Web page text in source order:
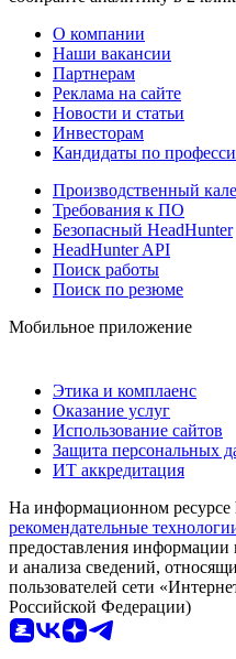
О компании
Наши вакансии
Партнерам
Реклама на сайте
Новости и статьи
Инвесторам
Кандидаты по
Производственный
Требования к ПО
Безопасный HeadHunter
HeadHunter API
Поиск работы
Поиск по резюме
Мобильное приложение
Этика и комплаенс
Оказание услуг
Использование сайтов
Защита персональных
ИТ аккредитация
На информационном ресурсе
рекомендательные
предоставления информации
и анализа сведений,
пользователей сети
Российской Федерации)